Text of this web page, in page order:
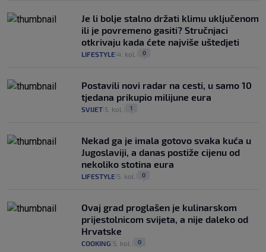
Je li bolje stalno držati klimu uključenom
ili je povremeno gasiti? Stručnjaci
otkrivaju kada ćete najviše uštedjeti
LIFESTYLE 4. kol. 0
Postavili novi radar na cesti, u samo 10
tjedana prikupio milijune eura
SVIJET 5. kol. 1
Nekad ga je imala gotovo svaka kuća u
Jugoslaviji, a danas postiže cijenu od
nekoliko stotina eura
LIFESTYLE 5. kol. 0
Ovaj grad proglašen je kulinarskom
prijestolnicom svijeta, a nije daleko od
Hrvatske
COOKING 5. kol. 0